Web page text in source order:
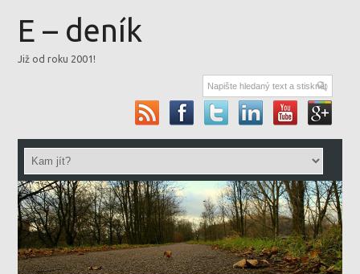
E – deník
Již od roku 2001!